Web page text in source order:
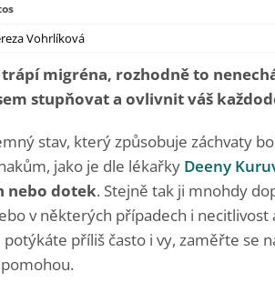
Vohrlíková
trápí migréna, rozhodně to
stupňovat a ovlivnit váš
stav, který způsobuje záchvaty
jako je dle lékařky Deeny
nebo dotek. Stejně tak ji mnohdy
v některých případech i necitlivost
příliš často i vy, zaměřte se